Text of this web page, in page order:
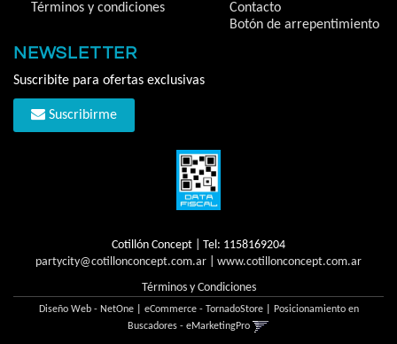
Términos y condiciones
Contacto
Botón de arrepentimiento
NEWSLETTER
Suscribite para ofertas exclusivas
Suscribirme
Cotillón Concept | Tel: 1158169204
partycity@cotillonconcept.com.ar
www.cotillonconcept.com.ar
Términos y Condiciones
Diseño Web - NetOne| eCommerce - TornadoStore| Posicionamiento en
Buscadores - eMarketingPro